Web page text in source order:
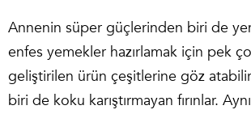
Annenin süper güçlerinden biri de
enfes yemekler hazırlamak için pek
geliştirilen ürün çeşitlerine göz
biri de koku karıştırmayan fırınlar.